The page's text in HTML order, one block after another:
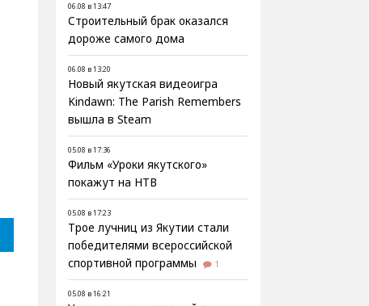
06.08 в 13:47
Строительный брак оказался
дороже самого дома
06.08 в 13:20
Новый якутская видеоигра
Kindawn: The Parish Remembers
вышла в Steam
05.08 в 17:36
Фильм «Уроки якутского»
покажут на НТВ
05.08 в 17:23
Трое лучниц из Якутии стали
победителями всероссийской
спортивной программы
1
05.08 в 16:21